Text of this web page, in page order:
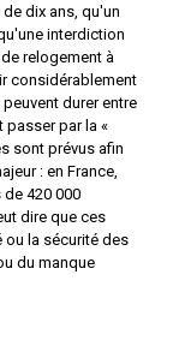
dix ans, qu'un
interdiction
relogement à
considérablement
durer entre
passer par la «
sont prévus afin
: en France,
420 000
dire que ces
ou la sécurité des
du manque